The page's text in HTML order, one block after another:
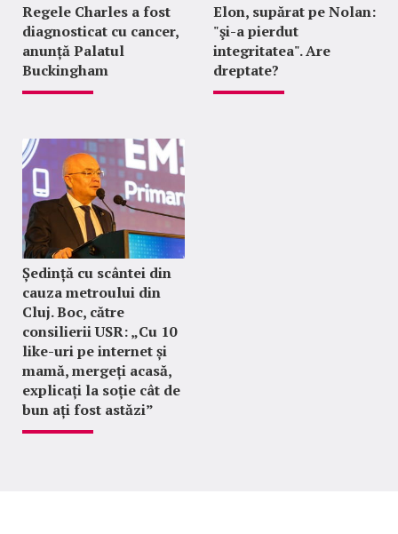
Regele Charles a fost
diagnosticat cu cancer,
anunță Palatul
Buckingham
Elon, supărat pe Nolan:
"şi-a pierdut
integritatea". Are
dreptate?
Ședință cu scântei din
cauza metroului din
Cluj. Boc, către
consilierii USR: „Cu 10
like-uri pe internet și
mamă, mergeți acasă,
explicați la soție cât de
bun ați fost astăzi”